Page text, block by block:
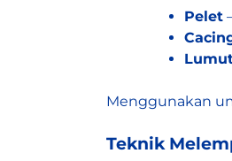
Pelet
Menggunakan
Teknik